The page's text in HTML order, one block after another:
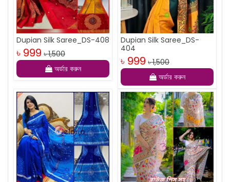
Dupian Silk Saree_DS-408
৳ 999 ৳ 1,500
অর্ডার করুন
Dupian Silk Saree_DS-
404
৳ 999 ৳ 1,500
অর্ডার করুন